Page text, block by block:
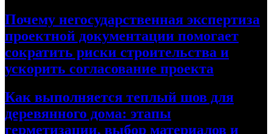
Почему негосударственная экспертиза
проектной документации помогает
сократить риски строительства и
ускорить согласование проекта
Как выполняется теплый шов для
деревянного дома: этапы
герметизации, выбор материалов и